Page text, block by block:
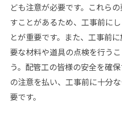
ども注意が必要です。これら
すことがあるため、工事前に
とが重要です。また、工事前
要な材料や道具の点検を行う
う。配管工の皆様の安全を確
の注意を払い、工事前に十分
要です。